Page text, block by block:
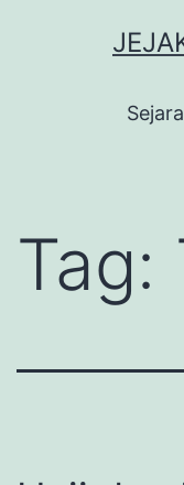
Tag: